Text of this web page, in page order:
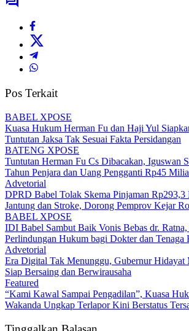
Pos Terkait
BABEL XPOSE
Kuasa Hukum Herman Fu dan Haji Yul
Tuntutan Jaksa Tak Sesuai Fakta Persidangan
BATENG XPOSE
Tuntutan Herman Fu Cs Dibacakan, Iguswan
Tahun Penjara dan Uang Pengganti Rp45
Advetorial
DPRD Babel Tolak Skema Pinjaman
Jantung dan Stroke, Dorong Pemprov Kejar
BABEL XPOSE
IDI Babel Sambut Baik Vonis Bebas dr. Ratna,
Perlindungan Hukum bagi Dokter dan Tenaga
Advetorial
Era Digital Tak Menunggu, Gubernur
Siap Bersaing dan Berwirausaha
Featured
“Kami Kawal Sampai Pengadilan”, Kuasa
Wakanda Ungkap Terlapor Kini Berstatus